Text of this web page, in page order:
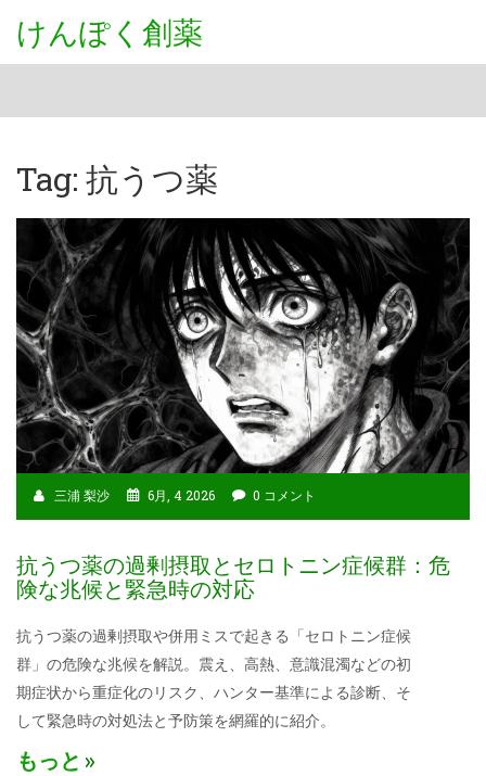
けんぽく創薬
Tag: 抗うつ薬
三浦 梨沙 6月, 4 2026 0 コメント
抗うつ薬の過剰摂取とセロトニン症候群：危
険な兆候と緊急時の対応
抗うつ薬の過剰摂取や併用ミスで起きる「セロトニン症候
群」の危険な兆候を解説。震え、高熱、意識混濁などの初
期症状から重症化のリスク、ハンター基準による診断、そ
して緊急時の対処法と予防策を網羅的に紹介。
もっと